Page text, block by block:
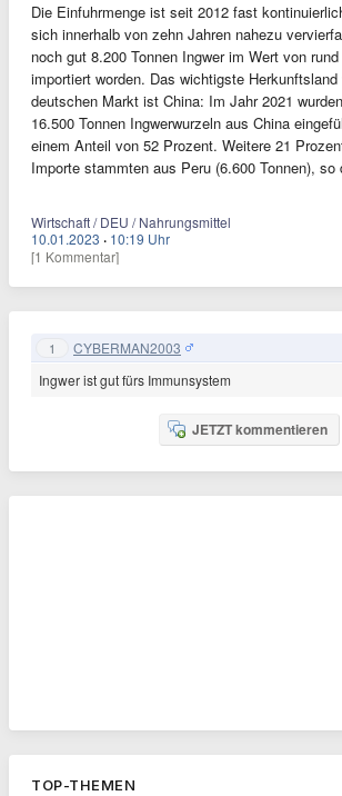
Die Einfuhrmenge ist seit 2012 fast
sich innerhalb von zehn Jahren nahezu
noch gut 8.200 Tonnen Ingwer im Wert von
importiert worden. Das wichtigste
deutschen Markt ist China: Im Jahr 2021
16.500 Tonnen Ingwerwurzeln aus China
einem Anteil von 52 Prozent. Weitere 21
Importe stammten aus Peru (6.600 Tonnen), so
Wirtschaft / DEU / Nahrungsmittel
10.01.2023 · 10:19 Uhr
[1 Kommentar]
1 CYBERMAN2003
Ingwer ist gut fürs Immunsystem
JETZT kommentieren
TOP-THEMEN